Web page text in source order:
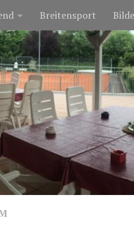
Breitensport